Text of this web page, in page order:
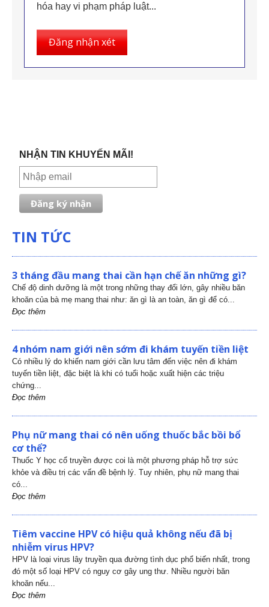
hóa hay vi phạm pháp luật...
Đăng nhận xét
NHẬN TIN KHUYẾN MÃI!
TIN TỨC
3 tháng đầu mang thai cần hạn chế ăn những gì?
Chế độ dinh dưỡng là một trong những thay đổi lớn, gây nhiều băn
khoăn của bà mẹ mang thai như: ăn gì là an toàn, ăn gì để có...
Đọc thêm
4 nhóm nam giới nên sớm đi khám tuyến tiền liệt
Có nhiều lý do khiến nam giới cần lưu tâm đến việc nên đi khám
tuyến tiền liệt, đặc biệt là khi có tuổi hoặc xuất hiện các triệu
chứng...
Đọc thêm
Phụ nữ mang thai có nên uống thuốc bắc bồi bổ
cơ thể?
Thuốc Y học cổ truyền được coi là một phương pháp hỗ trợ sức
khỏe và điều trị các vấn đề bệnh lý. Tuy nhiên, phụ nữ mang thai
có...
Đọc thêm
Tiêm vaccine HPV có hiệu quả không nếu đã bị
nhiễm virus HPV?
HPV là loại virus lây truyền qua đường tình dục phổ biến nhất, trong
đó một số loại HPV có nguy cơ gây ung thư. Nhiều người băn
khoăn nếu...
Đọc thêm